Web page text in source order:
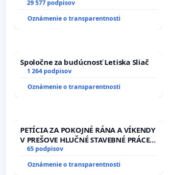
29 577 podpisov
Oznámenie o transparentnosti
Spoločne za budúcnosť Letiska Sliač
1 264 podpisov
Oznámenie o transparentnosti
PETÍCIA ZA POKOJNÉ RÁNA A VÍKENDY
V PREŠOVE HLUČNÉ STAVEBNÉ PRÁCE
V SOBOTU LEN OD 9.00 DO 13.00
HOD., CEZ PRACOVNÝ TÝŽDEŇ CIEĽ
8.00 – 18.00 HOD. A PRAVIDELNÁ
65 podpisov
Oznámenie o transparentnosti